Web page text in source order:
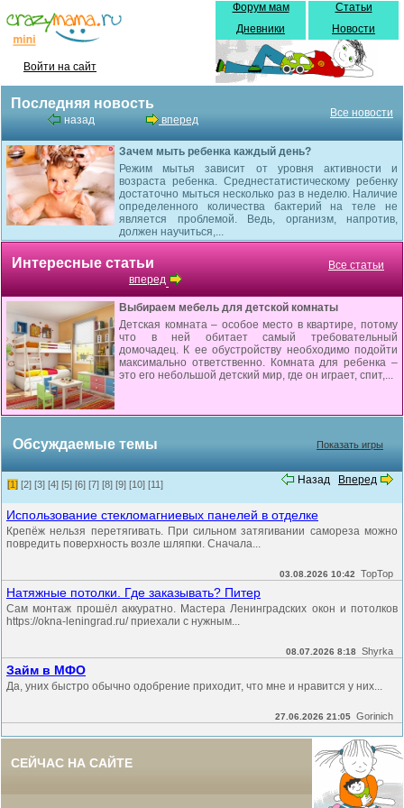
Войти на сайт
Форум мам
Дневники
Статьи
Новости
Последняя новость
назад вперед
Все новости
Зачем мыть ребенка каждый день?
Режим мытья зависит от уровня активности и
возраста ребенка. Среднестатистическому ребенку
достаточно мыться несколько раз в неделю. Наличие
определенного количества бактерий на теле не
является проблемой. Ведь, организм, напротив,
должен научиться,...
Интересные статьи
вперед
Все статьи
Выбираем мебель для детской комнаты
Детская комната – особое место в квартире, потому
что в ней обитает самый требовательный
домочадец. К ее обустройству необходимо подойти
максимально ответственно. Комната для ребенка –
это его небольшой детский мир, где он играет, спит,...
Обсуждаемые темы Показать игры
Назад Вперед
[1] [2] [3] [4] [5] [6] [7] [8] [9] [10] [11]
Использование стекломагниевых панелей в отделке
Крепёж нельзя перетягивать. При сильном затягивании самореза можно
повредить поверхность возле шляпки. Сначала...
03.08.2026 10:42 TopTop
Натяжные потолки. Где заказывать? Питер
Сам монтаж прошёл аккуратно. Мастера Ленинградских окон и потолков
https://okna-leningrad.ru/ приехали с нужным...
08.07.2026 8:18 Shyrka
Займ в МФО
Да, уних быстро обычно одобрение приходит, что мне и нравится у них...
27.06.2026 21:05 Gorinich
СЕЙЧАС НА САЙТЕ